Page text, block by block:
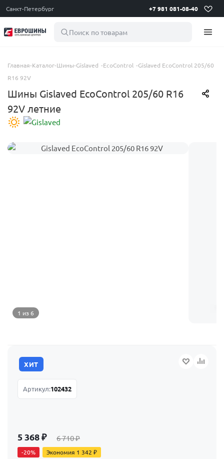
Санкт-Петербург +7 981 081-08-40
Поиск по товарам
Главная-Каталог-Шины-Gislaved -EcoControl -Gislaved EcoControl 205/60
R16 92V
Шины Gislaved EcoControl 205/60 R16
92V летние
1 из 6
ХИТ
Артикул:102432
5 368₽ 6 710₽
-20% Экономия 1 342 ₽